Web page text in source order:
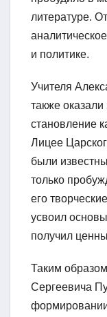
литературе.
и политике.
Учителя
также
становление
Лицее
были
только
его
усвоил
получил
Таким
Сергеевича
формировании